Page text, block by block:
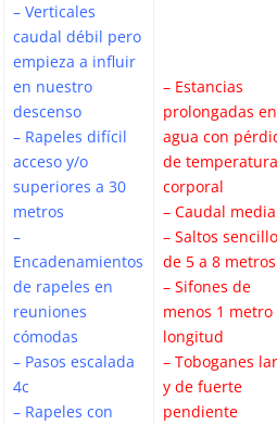
– Verticales
caudal débil pero
empieza a influir
en nuestro
descenso
– Rapeles difícil
acceso y/o
superiores a 30
metros
–
Encadenamientos
de rapeles en
reuniones
cómodas
– Pasos escalada
4c
– Rapeles con
– Estancias
prolongadas en
agua con
de temperatura
corporal
– Caudal
– Saltos
de 5 a 8 metros
– Sifones de
menos 1 metro
longitud
– Toboganes
y de fuerte
pendiente